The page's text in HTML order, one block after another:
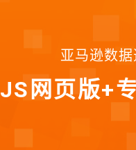
亚马逊数
JS网页版+